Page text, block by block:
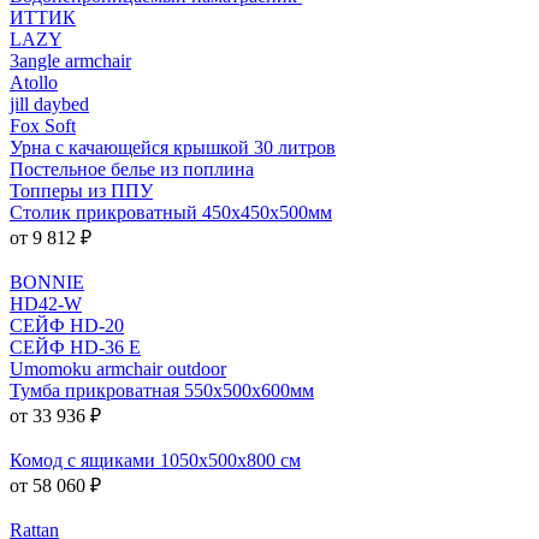
ИТТИК
LAZY
3angle armchair
Atollo
jill daybed
Fox Soft
Урна с качающейся крышкой 30 литров
Постельное белье из поплина
Топперы из ППУ
Столик прикроватный 450x450x500мм
от 9 812 ₽
BONNIE
HD42-W
СЕЙФ HD-20
СЕЙФ HD-36 E
Umomoku armchair outdoor
Тумба прикроватная 550х500х600мм
от 33 936 ₽
Комод с ящиками 1050x500x800 см
от 58 060 ₽
Rattan